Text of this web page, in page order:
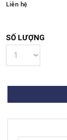
Liên hệ
SỐ LƯỢNG